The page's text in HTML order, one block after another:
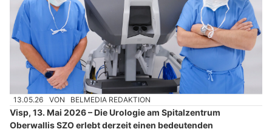
13.05.26 VON BELMEDIA REDAKTION
Visp, 13. Mai 2026 – Die Urologie am Spitalzentrum
Oberwallis SZO erlebt derzeit einen bedeutenden